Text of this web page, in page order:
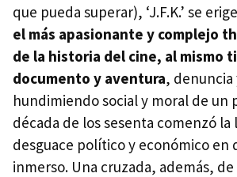
que pueda superar), ‘J.F.K.’ se
el más apasionante y complejo
de la historia del cine, al mismo
documento y aventura,
hundimiendo social y moral de un
década de los sesenta comenzó la
desguace político y económico en
inmerso. Una cruzada, además,